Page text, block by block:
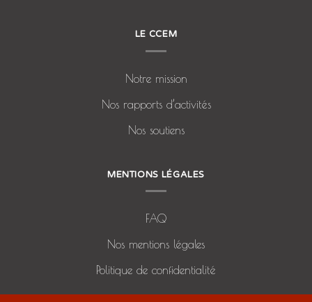
LE CCEM
Notre mission
Nos rapports d’activités
Nos soutiens
MENTIONS LÉGALES
FAQ
Nos mentions légales
Politique de confidentialité